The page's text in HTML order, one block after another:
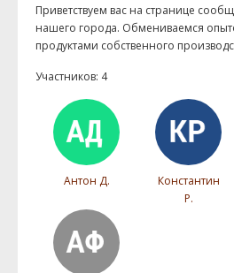
Приветствуем ваc на странице
нашего города. Обмениваемся
продуктами собственного
Участников: 4
Антон Д.
Константин
Р.